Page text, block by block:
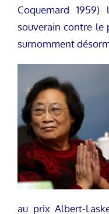
Coquemard
souverain contre le
surnomment
au prix Albert-